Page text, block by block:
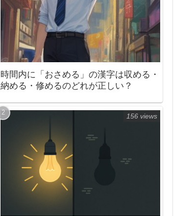
時間内に「おさめる」の漢字は収める・
納める・修めるのどれが正しい？
156 views